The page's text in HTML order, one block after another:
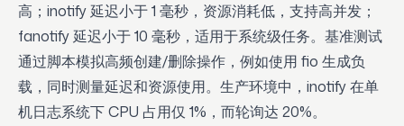
高；inotify 延迟小于 1 毫秒，资源消耗低，支持高并发；
fanotify 延迟小于 10 毫秒，适用于系统级任务。基准测试
通过脚本模拟高频创建/删除操作，例如使用 fio 生成负
载，同时测量延迟和资源使用。生产环境中，inotify 在单
机日志系统下 CPU 占用仅 1%，而轮询达 20%。